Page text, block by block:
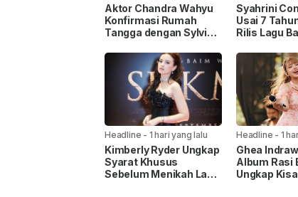
Aktor Chandra Wahyu
Konfirmasi Rumah
Tangga dengan Sylvia
Semua Salah Saya”
Syahrini
Usai 7
Rilis Lagu
Keluarga
Headline - 1 hari yang lalu
Kimberly Ryder Ungkap
Syarat Khusus
Sebelum Menikah Lagi,
Headline - 1
Ghea
Album Rasi
Ungkap